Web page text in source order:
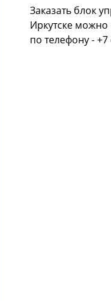
Заказать блок
Иркутске можно
по телефону -